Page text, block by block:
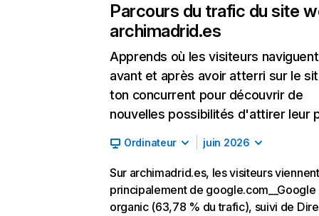
Parcours du trafic du site
archimadrid.es
Apprends où les visiteurs naviguent
avant et après avoir atterri sur le
ton concurrent pour découvrir de
nouvelles possibilités d'attirer leur
Ordinateur juin 2026
Sur archimadrid.es, les visiteurs viennent
principalement de google.com__Google
organic (63,78 % du trafic), suivi de